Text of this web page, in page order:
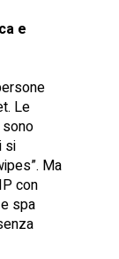
e
Le
si
Ma
con
spa